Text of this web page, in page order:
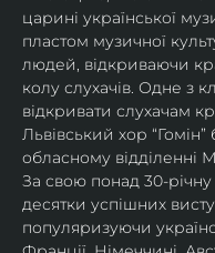
царині української
пластом музичної
людей, відкриваючи
колу слухачів. Одне з
відкривати слухачам
Львівський хор
обласному відділенні
За свою понад 30-річну
десятки успішних
популяризуючи